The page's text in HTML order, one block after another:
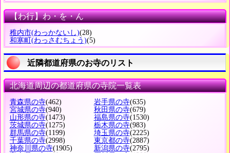
【わ行】わ・を・ん
稚内市(わっかないし)(28)
和寒町 (わっさむちょう)(5)
近隣都道府県のお寺のリスト
北海道周辺の都道府県の寺院一覧表
青森県の寺(462) 岩手県の寺(635)
宮城県の寺(940) 秋田県の寺(679)
山形県の寺(1473) 福島県の寺(1530)
茨城県の寺(1275) 栃木県の寺(983)
群馬県の寺(1199) 埼玉県の寺(2225)
千葉県の寺(2998) 東京都の寺(2887)
神奈川県の寺(1905) 新潟県の寺(2795)